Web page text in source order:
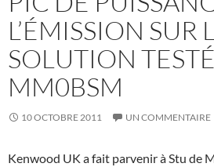
L’ÉMISSION SUR
SOLUTION
MM0BSM
10 OCTOBRE 2011 UN COMMENTAIRE
Kenwood UK a fait parvenir à Stu de